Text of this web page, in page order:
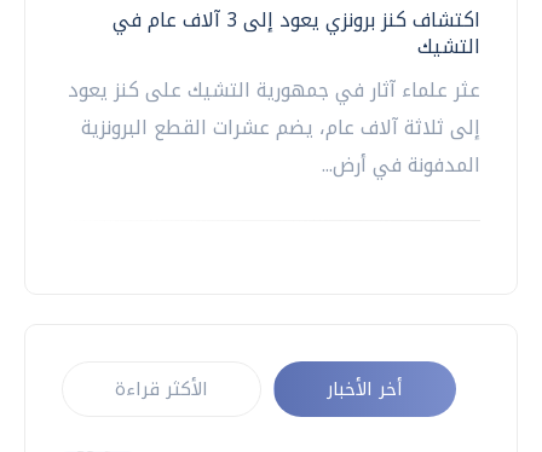
اكتشاف كنز برونزي يعود إلى 3 آلاف عام في
التشيك
عثر علماء آثار في جمهورية التشيك على كنز يعود
إلى ثلاثة آلاف عام، يضم عشرات القطع البرونزية
المدفونة في أرض...
أخر الأخبار الأكثر قراءة